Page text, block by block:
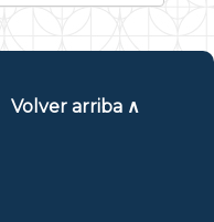
Volver arriba ∧